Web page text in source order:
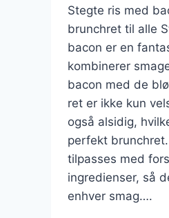
Stegte ris med
brunchret til alle
bacon er en
kombinerer
bacon med de
ret er ikke kun
også alsidig,
perfekt
tilpasses med
ingredienser, så
enhver smag….